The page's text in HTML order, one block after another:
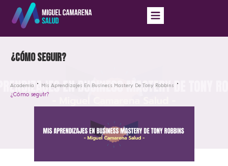
¿Cómo seguir?
Academia Mis Aprendizajes En Business Mastery De Tony Robbins
¿Cómo seguir?